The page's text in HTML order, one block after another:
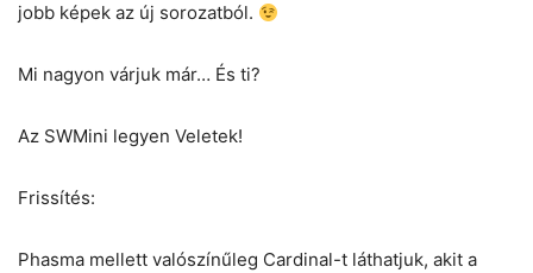
jobb képek az új sorozatból.
Mi nagyon várjuk már… És ti?
Az SWMini legyen Veletek!
Frissítés:
Phasma mellett valószínűleg Cardinal-t láthatjuk, akit a